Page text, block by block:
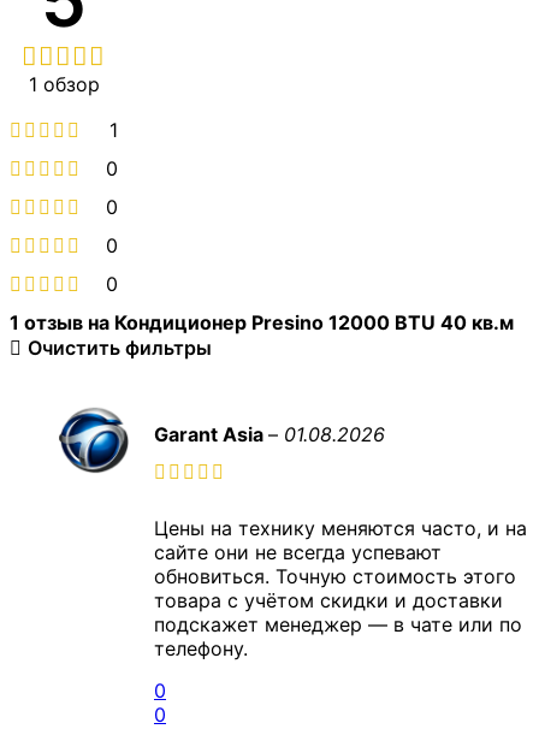
1 обзор
1
0
0
0
0
1 отзыв на Кондиционер Presino 12000 BTU 40 кв.м
Очистить фильтры
Garant Asia – 01.08.2026
Цены на технику меняются часто, и на
сайте они не всегда успевают
обновиться. Точную стоимость этого
товара с учётом скидки и доставки
подскажет менеджер — в чате или по
телефону.
0
0